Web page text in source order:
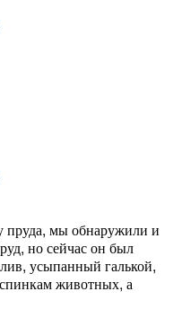
пруда, мы обнаружили и
но сейчас он был
усыпанный галькой,
животных, а